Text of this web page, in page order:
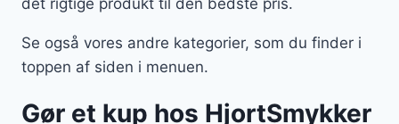
det rigtige produkt til den bedste pris.
Se også vores andre kategorier, som du finder i
toppen af siden i menuen.
Gør et kup hos HjortSmykker